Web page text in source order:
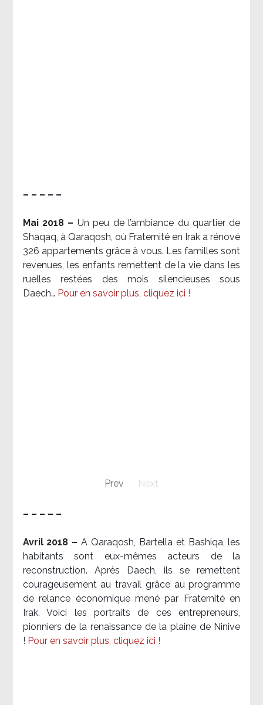
– – – – –
Mai 2018 – Un peu de l’ambiance du quartier de
Shaqaq, à Qaraqosh, où Fraternité en Irak a rénové
326 appartements grâce à vous. Les familles sont
revenues, les enfants remettent de la vie dans les
ruelles restées des mois silencieuses sous
Daech… Pour en savoir plus, cliquez ici !
Prev Next
– – – – –
Avril 2018 –A Qaraqosh, Bartella et Bashiqa, les
habitants sont eux-mêmes acteurs de la
reconstruction. Après Daech, ils se remettent
courageusement au travail grâce au programme
de relance économique mené par Fraternité en
Irak. Voici les portraits de ces entrepreneurs,
pionniers de la renaissance de la plaine de Ninive
! Pour en savoir plus, cliquez ici !